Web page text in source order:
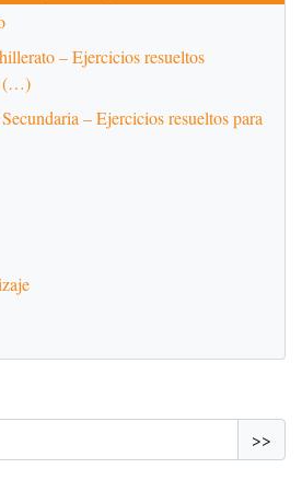
– Ejercicios resueltos
(…)
– Ejercicios resueltos para
>>